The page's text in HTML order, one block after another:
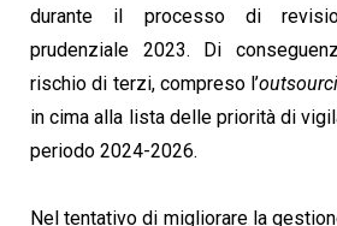
durante il processo di
prudenziale 2023. Di
rischio di terzi, compreso l’
in cima alla lista delle priorità di
periodo 2024-2026.
Nel tentativo di migliorare la